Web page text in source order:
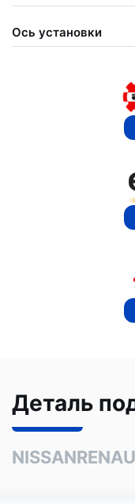
Ось установки
Деталь
NISSAN